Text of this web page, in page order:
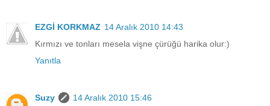
EZGİ KORKMAZ 14 Aralık 2010 14:43
Kırmızı ve tonları mesela vişne çürüğü harika olur:)
Yanıtla
Suzy
14 Aralık 2010 15:46